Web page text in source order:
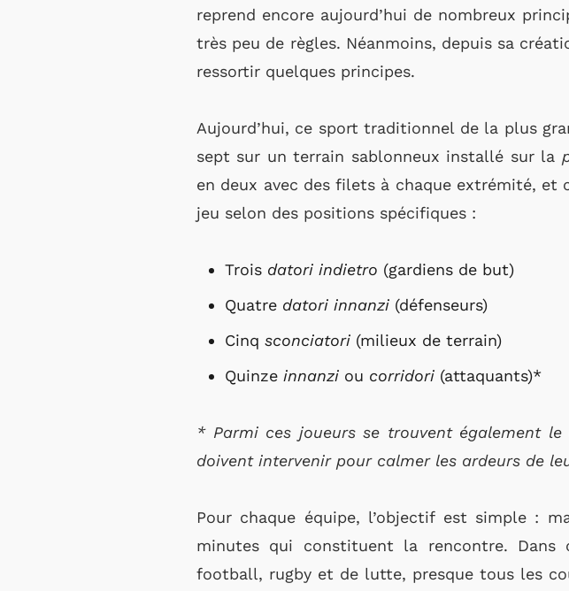
reprend encore aujourd’hui de nombreux
très peu de règles. Néanmoins, depuis sa
ressortir quelques principes.
Aujourd’hui, ce sport traditionnel de la plus
sept sur un terrain sablonneux installé sur la
en deux avec des filets à chaque extrémité, et
jeu selon des positions spécifiques :
Trois datori indietro (gardiens de but)
Quatre datori innanzi (défenseurs)
Cinq sconciatori (milieux de terrain)
Quinze innanzi ou corridori (attaquants)*
* Parmi ces joueurs se trouvent également le
doivent intervenir pour calmer les ardeurs de
Pour chaque équipe, l’objectif est simple :
minutes qui constituent la rencontre. Dans
football, rugby et de lutte, presque tous les